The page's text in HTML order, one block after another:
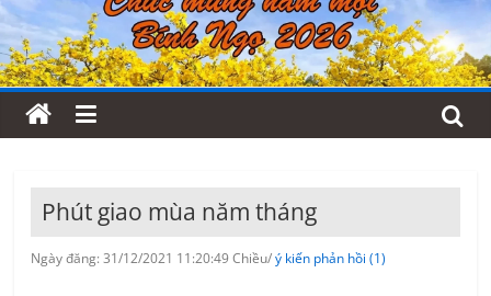
Phút giao mùa năm tháng
Ngày đăng: 31/12/2021 11:20:49 Chiều/ý kiến phản hồi (1)